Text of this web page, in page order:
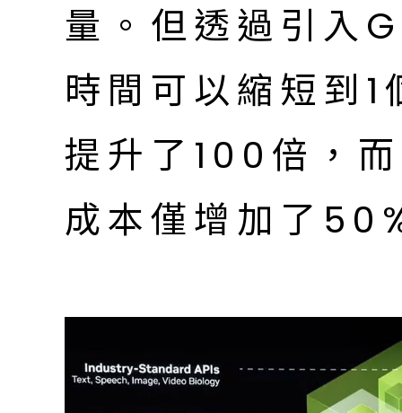
量。但透過引入
時間可以縮短到
提升了100倍，
成本僅增加了